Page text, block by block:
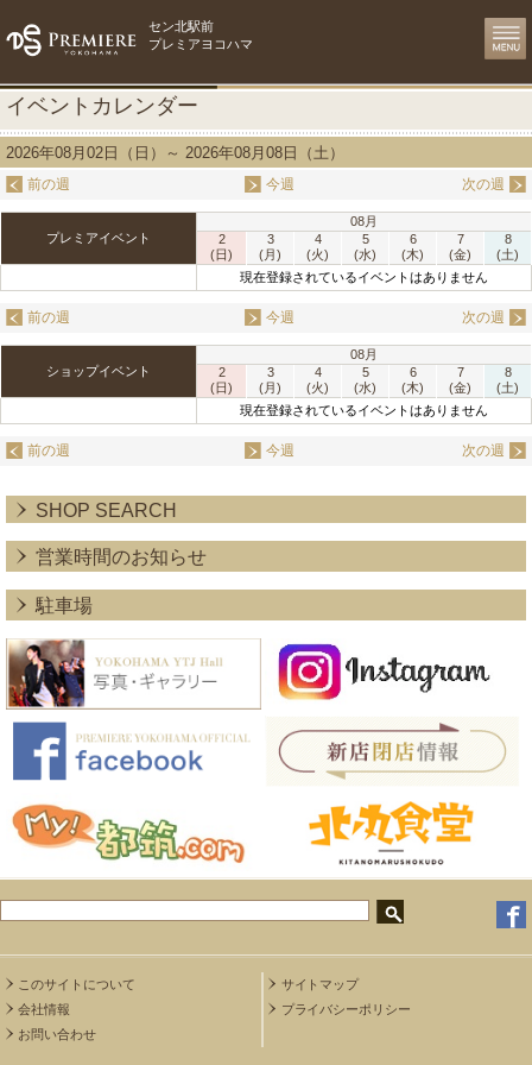
セン北駅前
プレミアヨコハマ
イベントカレンダー
2026年08月02日（日）～ 2026年08月08日（土）
前の週 今週 次の週
プレミアイベント
08月
2
(日)
3
(月)
4
(火)
5
(水)
6
(木)
7
(金)
8
(土)
現在登録されているイベントはありません
前の週 今週 次の週
ショップイベント
08月
2
(日)
3
(月)
4
(火)
5
(水)
6
(木)
7
(金)
8
(土)
現在登録されているイベントはありません
前の週 今週 次の週
SHOP SEARCH
営業時間のお知らせ
駐車場
このサイトについて
サイトマップ
会社情報
プライバシーポリシー
お問い合わせ